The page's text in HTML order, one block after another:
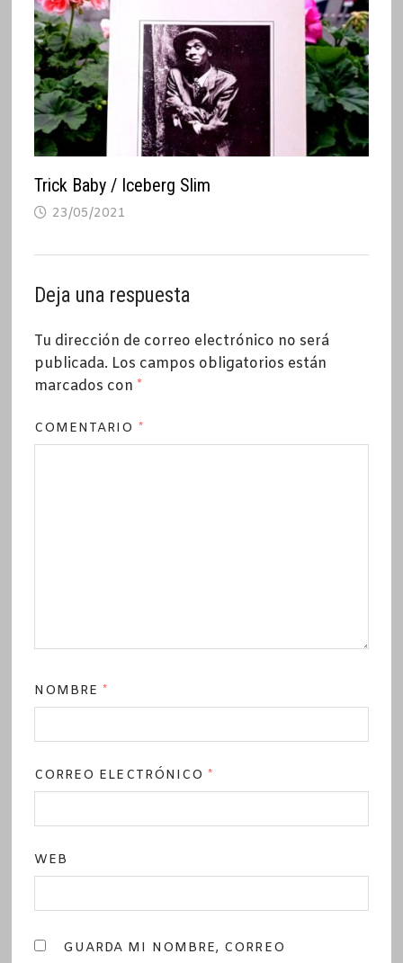
Trick Baby / Iceberg Slim
23/05/2021
Deja una respuesta
Tu dirección de correo electrónico no será
publicada. Los campos obligatorios están
marcados con *
COMENTARIO *
NOMBRE*
CORREO ELECTRÓNICO*
WEB
GUARDA MI NOMBRE, CORREO